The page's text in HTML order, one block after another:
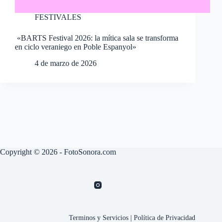
FESTIVALES
«BARTS Festival 2026: la mítica sala se transforma
en ciclo veraniego en Poble Espanyol»
4 de marzo de 2026
Copyright © 2026 - FotoSonora.com
Terminos y Servicios |Política de Privacidad